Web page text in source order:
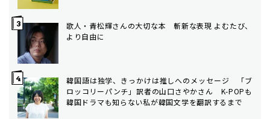
歌人・青松輝さんの大切な本 斬新な表現 よむたび、
より自由に
韓国語は独学、きっかけは推しへのメッセージ 「ブ
ロッコリーパンチ」訳者の山口さやかさん K-POPも
韓国ドラマも知らない私が韓国文学を翻訳するまで